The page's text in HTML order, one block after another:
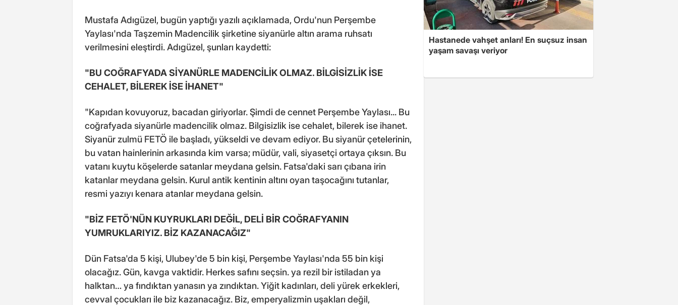
Mustafa Adıgüzel, bugün yaptığı yazılı açıklamada, Ordu'nun Perşembe
Yaylası'nda Taşzemin Madencilik şirketine siyanürle altın arama ruhsatı
verilmesini eleştirdi. Adıgüzel, şunları kaydetti:
"BU COĞRAFYADA SİYANÜRLE MADENCİLİK OLMAZ. BİLGİSİZLİK İSE
CEHALET, BİLEREK İSE İHANET"
"Kapıdan kovuyoruz, bacadan giriyorlar. Şimdi de cennet Perşembe Yaylası... Bu
coğrafyada siyanürle madencilik olmaz. Bilgisizlik ise cehalet, bilerek ise ihanet.
Siyanür zulmü FETÖ ile başladı, yükseldi ve devam ediyor. Bu siyanür çetelerinin,
bu vatan hainlerinin arkasında kim varsa; müdür, vali, siyasetçi ortaya çıksın. Bu
vatanı kuytu köşelerde satanlar meydana gelsin. Fatsa'daki sarı çıbana irin
katanlar meydana gelsin. Kurul antik kentinin altını oyan taşocağını tutanlar,
resmi yazıyı kenara atanlar meydana gelsin.
"BİZ FETÖ'NÜN KUYRUKLARI DEĞİL, DELİ BİR COĞRAFYANIN
YUMRUKLARIYIZ. BİZ KAZANACAĞIZ"
Dün Fatsa'da 5 kişi, Ulubey'de 5 bin kişi, Perşembe Yaylası'nda 55 bin kişi
olacağız. Gün, kavga vaktidir. Herkes safını seçsin. ya rezil bir istiladan ya
halktan… ya fındıktan yanasın ya zındıktan. Yiğit kadınları, deli yürek erkekleri,
cevval çocukları ile biz kazanacağız. Biz, emperyalizmin uşakları değil,
Hastanede vahşet anları! En suçsuz insan
yaşam savaşı veriyor